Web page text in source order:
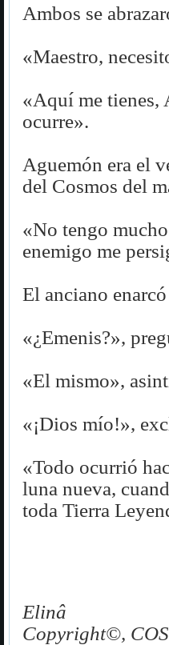
Ambos se
«Maestro,
«Aquí me tienes,
ocurre».
Aguemón era el
del Cosmos del
«No tengo
enemigo me
El anciano
«¿Emenis?»,
«El mismo»,
«¡Dios mío!»,
«Todo ocurrió
luna nueva,
toda Tierra
Elinâ
Copyright©,